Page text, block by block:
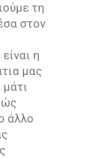
τη
στον
η
μας
άλλο